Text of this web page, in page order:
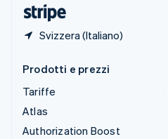
Svizzera (Italiano)
Prodotti e prezzi
Tariffe
Atlas
Authorization Boost